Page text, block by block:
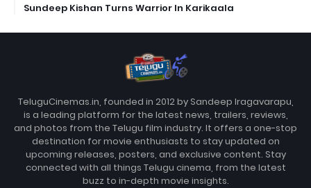
Sundeep Kishan Turns Warrior In Karikaala
TeluguCinemas.in, founded in 2012 by Sandeep Iragavarapu,
is a leading platform for the latest news, trailers, reviews,
and photos from the Telugu film industry. It offers a one-stop
destination for movie enthusiasts to stay updated on
upcoming releases, posters, and exclusive content. Stay
connected with all things Telugu cinema, from the latest
buzz to in-depth movie insights.